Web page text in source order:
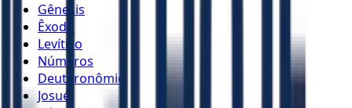
Gênesis
Êxodo
Levítico
Números
Deuteronômio
Josué